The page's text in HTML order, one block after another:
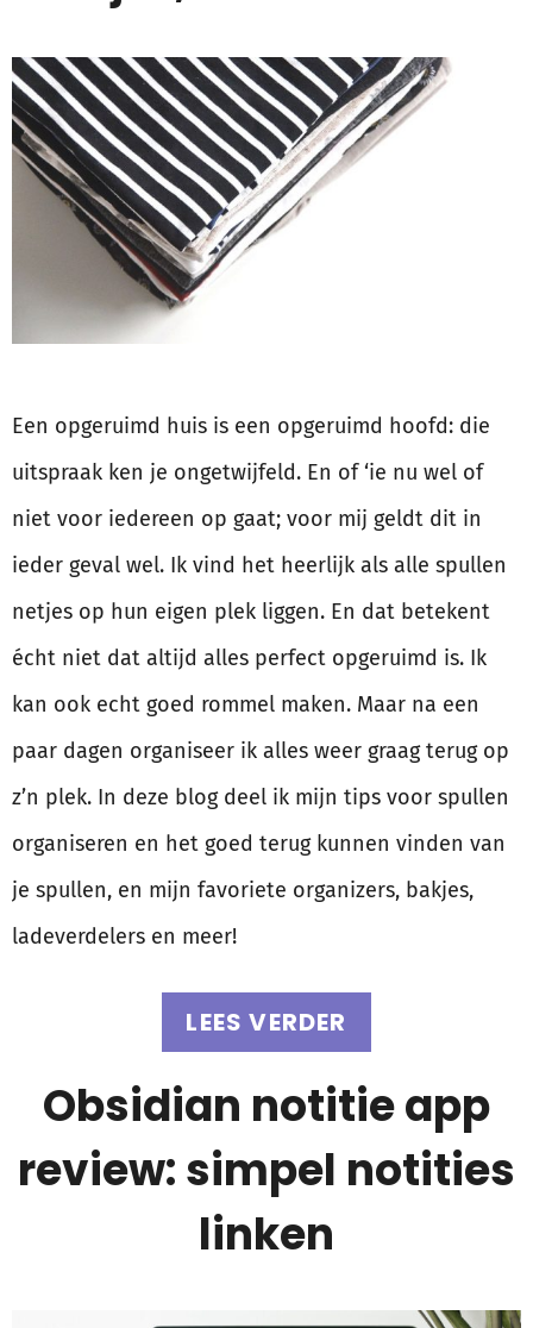
Een opgeruimd huis is een opgeruimd hoofd: die
uitspraak ken je ongetwijfeld. En of ‘ie nu wel of
niet voor iedereen op gaat; voor mij geldt dit in
ieder geval wel. Ik vind het heerlijk als alle spullen
netjes op hun eigen plek liggen. En dat betekent
écht niet dat altijd alles perfect opgeruimd is. Ik
kan ook echt goed rommel maken. Maar na een
paar dagen organiseer ik alles weer graag terug op
z’n plek. In deze blog deel ik mijn tips voor spullen
organiseren en het goed terug kunnen vinden van
je spullen, en mijn favoriete organizers, bakjes,
ladeverdelers en meer!
LEES VERDER
Obsidian notitie app
review: simpel notities
linken